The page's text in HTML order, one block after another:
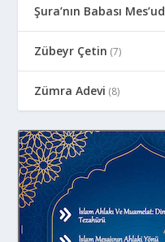
Şura’nın Babası Mes’ud
Zübeyr Çetin (7)
Zümra Adevi (8)